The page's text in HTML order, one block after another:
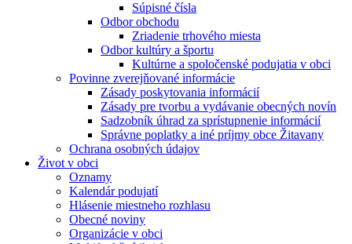
Súpisné čísla
Odbor obchodu
Zriadenie trhového miesta
Odbor kultúry a športu
Kultúrne a spoločenské podujatia v obci
Povinne zverejňované informácie
Zásady poskytovania informácií
Zásady pre tvorbu a vydávanie obecných novín
Sadzobník úhrad za sprístupnenie informácií
Správne poplatky a iné príjmy obce Žitavany
Ochrana osobných údajov
Život v obci
Oznamy
Kalendár podujatí
Hlásenie miestneho rozhlasu
Obecné noviny
Organizácie v obci